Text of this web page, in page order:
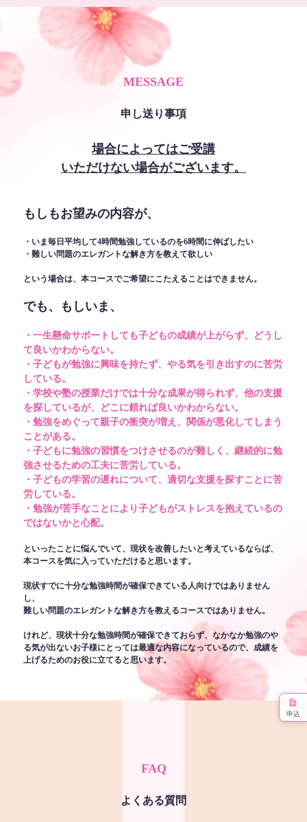
MESSAGE
申し送り事項
場合によってはご受講
いただけない場合がございます。
もしもお望みの内容が、
・いま毎日平均して4時間勉強しているのを6時間に伸ばしたい
・難しい問題のエレガントな解き方を教えて欲しい
という場合は、本コースでご希望にこたえることはできません。
でも、もしいま、
・一生懸命サポートしても子どもの成績が上がらず、どうし
て良いかわからない。
・子どもが勉強に興味を持たず、やる気を引き出すのに苦労
している。
・学校や塾の授業だけでは十分な成果が得られず、他の支援
を探しているが、どこに頼れば良いかわからない。
・勉強をめぐって親子の衝突が増え、関係が悪化してしまう
ことがある。
・子どもに勉強の習慣をつけさせるのが難しく、継続的に勉
強させるための工夫に苦労している。
・子どもの学習の遅れについて、適切な支援を探すことに苦
労している。
・勉強が苦手なことにより子どもがストレスを抱えているの
ではないかと心配。
といったことに悩んでいて、現状を改善したいと考えているならば、
本コースを気に入っていただけると思います。
現状すでに十分な勉強時間が確保できている人向けではありません
し、
難しい問題のエレガントな解き方を教えるコースではありません。
けれど、現状十分な勉強時間が確保できておらず、なかなか勉強のや
る気が出ないお子様にとっては最適な内容になっているので、成績を
上げるためのお役に立てると思います。
FAQ
よくある質問
申込